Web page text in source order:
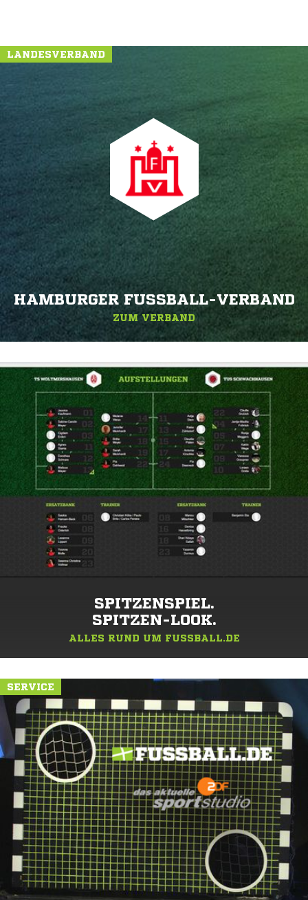
LANDESVERBAND
HAMBURGER FUSSBALL-VERBAND
ZUM VERBAND
SPITZENSPIEL.
SPITZEN-LOOK.
ALLES RUND UM FUSSBALL.DE
SERVICE